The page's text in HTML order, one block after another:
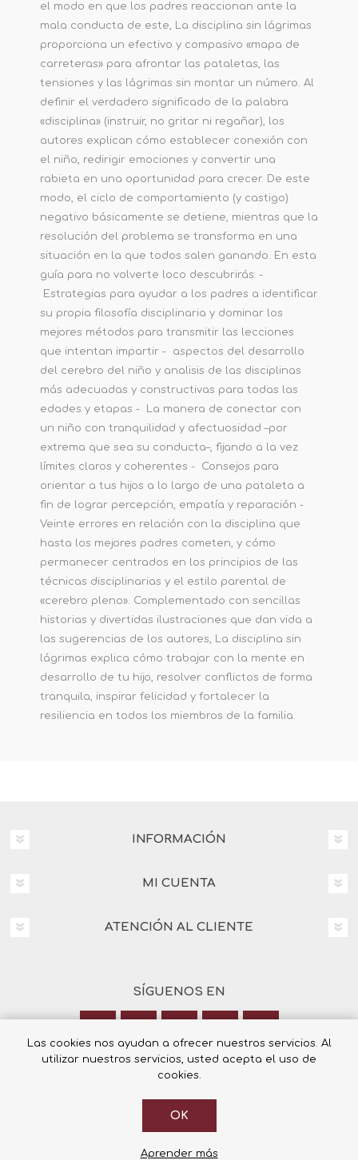
el modo en que los padres reaccionan ante la
mala conducta de este, La disciplina sin lágrimas
proporciona un efectivo y compasivo «mapa de
carreteras» para afrontar las pataletas, las
tensiones y las lágrimas sin montar un número. Al
definir el verdadero significado de la palabra
«disciplina» (instruir, no gritar ni regañar), los
autores explican cómo establecer conexión con
el niño, redirigir emociones y convertir una
rabieta en una oportunidad para crecer. De este
modo, el ciclo de comportamiento (y castigo)
negativo básicamente se detiene, mientras que la
resolución del problema se transforma en una
situación en la que todos salen ganando. En esta
guía para no volverte loco descubrirás: -
Estrategias para ayudar a los padres a identificar
su propia filosofía disciplinaria y dominar los
mejores métodos para transmitir las lecciones
que intentan impartir - aspectos del desarrollo
del cerebro del niño y analisis de las disciplinas
más adecuadas y constructivas para todas las
edades y etapas - La manera de conectar con
un niño con tranquilidad y afectuosidad –por
extrema que sea su conducta–, fijando a la vez
límites claros y coherentes - Consejos para
orientar a tus hijos a lo largo de una pataleta a
fin de lograr percepción, empatía y reparación -
Veinte errores en relación con la disciplina que
hasta los mejores padres cometen, y cómo
permanecer centrados en los principios de las
técnicas disciplinarias y el estilo parental de
«cerebro pleno». Complementado con sencillas
historias y divertidas ilustraciones que dan vida a
las sugerencias de los autores, La disciplina sin
lágrimas explica cómo trabajar con la mente en
desarrollo de tu hijo, resolver conflictos de forma
tranquila, inspirar felicidad y fortalecer la
resiliencia en todos los miembros de la familia.
INFORMACIÓN
MI CUENTA
ATENCIÓN AL CLIENTE
SÍGUENOS EN
Calle Italia 6, 03003 Alicante
+34 965 12 23 55
Las cookies nos ayudan a ofrecer nuestros servicios. Al
utilizar nuestros servicios, usted acepta el uso de
cookies.
OK
Aprender más